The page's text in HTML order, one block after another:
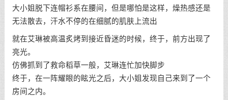
大小姐脱下连帽衫系在腰间，但是哪怕是这样，燥热感还是
无法散去，汗水不停的在细腻的肌肤上流出
就在艾琳被高温炙烤到接近昏迷的时候，终于，前方出现了
亮光。
仿佛抓到了救命稻草一般，艾琳连忙加快脚步
终于，在一阵耀眼的眩光之后，大小姐发现自己来到了一个
房间之内。